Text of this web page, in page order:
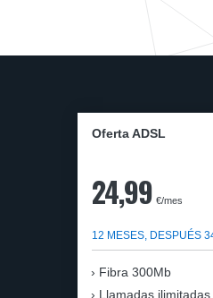
Oferta ADSL
24,99 €/mes
12 MESES, DESPUÉS
Fibra 300Mb
Llamadas